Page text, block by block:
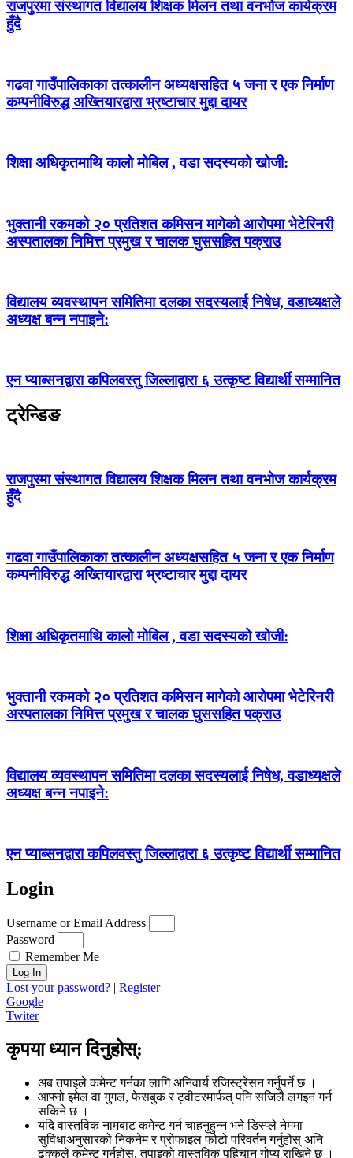
राजपुरमा संस्थागत विद्यालय शिक्षक मिलन तथा वनभोज कार्यक्रम
हुँदै
गढवा गाउँपालिकाका तत्कालीन अध्यक्षसहित ५ जना र एक निर्माण
कम्पनीविरुद्ध अख्तियारद्वारा भ्रष्टाचार मुद्दा दायर
शिक्षा अधिकृतमाथि कालो मोबिल , वडा सदस्यको खोजी:
भुक्तानी रकमको २० प्रतिशत कमिसन मागेको आरोपमा भेटेरिनरी
अस्पतालका निमित्त प्रमुख र चालक घुससहित पक्राउ
विद्यालय व्यवस्थापन समितिमा दलका सदस्यलाई निषेध, वडाध्यक्षले
अध्यक्ष बन्न नपाइने:
एन प्याब्सनद्वारा कपिलवस्तु जिल्लाद्वारा ६ उत्कृष्ट विद्यार्थी सम्मानित
ट्रेन्डिङ
राजपुरमा संस्थागत विद्यालय शिक्षक मिलन तथा वनभोज कार्यक्रम
हुँदै
गढवा गाउँपालिकाका तत्कालीन अध्यक्षसहित ५ जना र एक निर्माण
कम्पनीविरुद्ध अख्तियारद्वारा भ्रष्टाचार मुद्दा दायर
शिक्षा अधिकृतमाथि कालो मोबिल , वडा सदस्यको खोजी:
भुक्तानी रकमको २० प्रतिशत कमिसन मागेको आरोपमा भेटेरिनरी
अस्पतालका निमित्त प्रमुख र चालक घुससहित पक्राउ
विद्यालय व्यवस्थापन समितिमा दलका सदस्यलाई निषेध, वडाध्यक्षले
अध्यक्ष बन्न नपाइने:
एन प्याब्सनद्वारा कपिलवस्तु जिल्लाद्वारा ६ उत्कृष्ट विद्यार्थी सम्मानित
Login
Username or Email Address
Password
Remember Me
Log In
Lost your password? | Register
Google
Twiter
कृपया ध्यान दिनुहोस्:
अब तपाइले कमेन्ट गर्नका लागि अनिवार्य रजिस्ट्रेसन गर्नुपर्ने छ ।
आफ्नो इमेल वा गुगल, फेसबुक र ट्वीटरमार्फत् पनि सजिलै लगइन गर्न
सकिने छ ।
यदि वास्तविक नामबाट कमेन्ट गर्न चाहनुहुन्न भने डिस्प्ले नेममा
सुविधाअनुसारको निकनेम र प्रोफाइल फोटो परिवर्तन गर्नुहोस् अनि
ढुक्कले कमेन्ट गर्नहोस्, तपाइको वास्तविक पहिचान गोप्य राखिने छ ।